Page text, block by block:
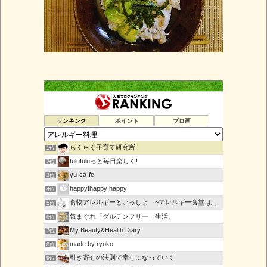
ランキング ポイント ブロ画
1位 らくらく子育て研究所
2位 fulufuluっと毎日楽しく!
3位 yu-ca-fe
4位 happy!happy!happy!
5位 食物アレルギーといっしょ ~アレルギー食堂 よってんべぇ~
6位 気まぐれ「グルテンフリー」生活。
7位 My Beauty&Health Diary
8位 made by ryoko
9位 引き寄せの法則で幸せになっていく